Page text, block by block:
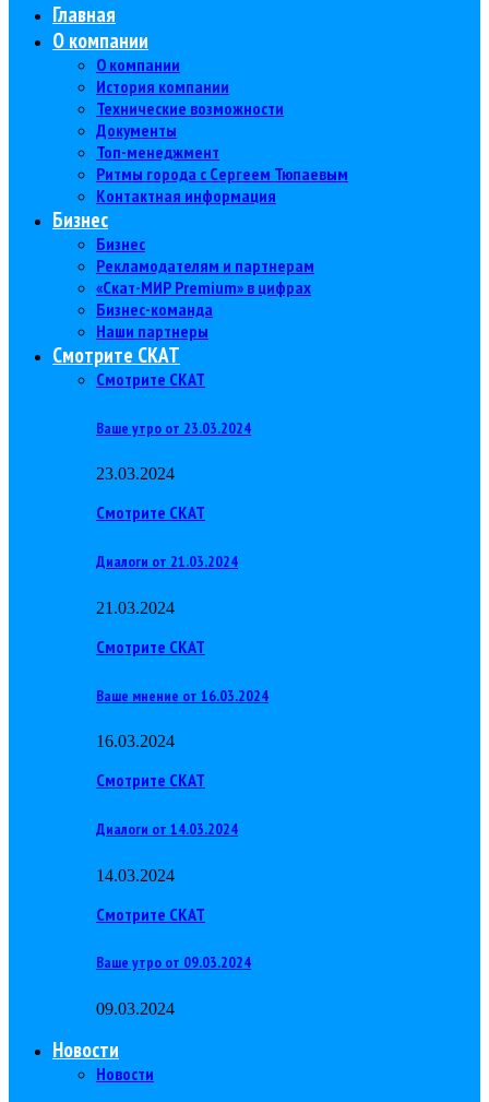
Главная
О компании
О компании
История компании
Технические возможности
Документы
Топ-менеджмент
Ритмы города с Сергеем Тюпаевым
Контактная информация
Бизнес
Бизнес
Рекламодателям и партнерам
«Скат-МИР Premium» в цифрах
Бизнес-команда
Наши партнеры
Смотрите СКАТ
Смотрите СКАТ
Ваше утро от 23.03.2024
23.03.2024
Смотрите СКАТ
Диалоги от 21.03.2024
21.03.2024
Смотрите СКАТ
Ваше мнение от 16.03.2024
16.03.2024
Смотрите СКАТ
Диалоги от 14.03.2024
14.03.2024
Смотрите СКАТ
Ваше утро от 09.03.2024
09.03.2024
Новости
Новости